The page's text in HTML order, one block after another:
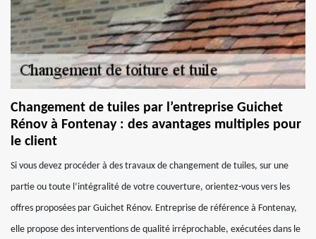
Changement de tuiles par l’entreprise Guichet
Rénov à Fontenay : des avantages multiples pour
le client
Si vous devez procéder à des travaux de changement de tuiles, sur une
partie ou toute l’intégralité de votre couverture, orientez-vous vers les
offres proposées par Guichet Rénov. Entreprise de référence à Fontenay,
elle propose des interventions de qualité irréprochable, exécutées dans le